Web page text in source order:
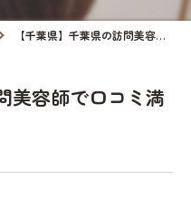
【千葉県】千葉県の訪問美容師で口コミ満足No.1❗️訪問美容...
美容師で口コミ満